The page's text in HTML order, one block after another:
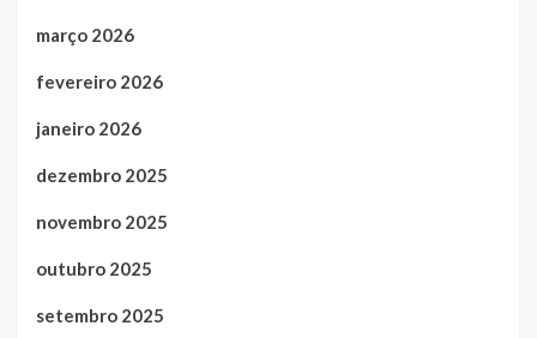
março 2026
fevereiro 2026
janeiro 2026
dezembro 2025
novembro 2025
outubro 2025
setembro 2025